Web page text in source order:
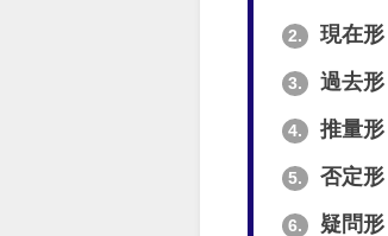
2. 現在形
3. 過去形
4. 推量形
5. 否定形
6. 疑問形